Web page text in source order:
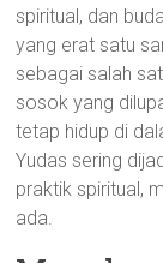
spiritual, dan
yang erat satu
sebagai salah
sosok yang
tetap hidup di
Yudas sering
praktik spiritual,
ada.